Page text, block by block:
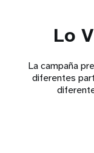
Lo
La campaña
diferentes